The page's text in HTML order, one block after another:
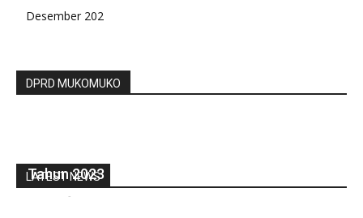
Desember 202
DPRD MUKOMUKO
LATEST NEWS
Tahun 2023
-